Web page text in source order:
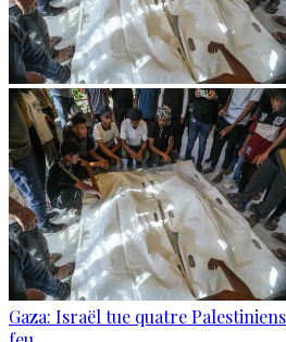
Gaza: Israël tue quatre